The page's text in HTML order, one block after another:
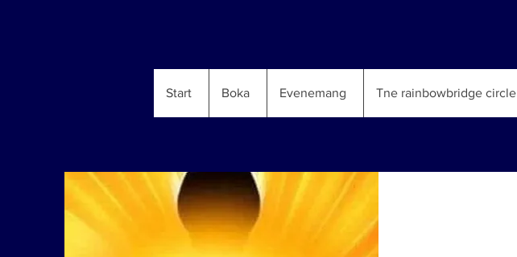
Start Boka Evenemang Tne rainbowbridge circle